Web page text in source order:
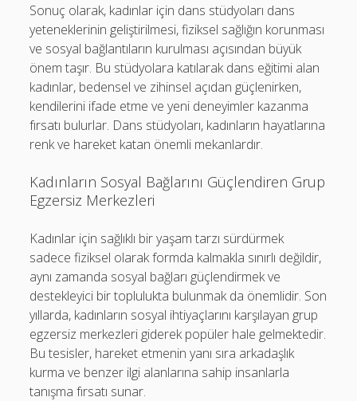
Sonuç olarak, kadınlar için dans stüdyoları dans
yeteneklerinin geliştirilmesi, fiziksel sağlığın korunması
ve sosyal bağlantıların kurulması açısından büyük
önem taşır. Bu stüdyolara katılarak dans eğitimi alan
kadınlar, bedensel ve zihinsel açıdan güçlenirken,
kendilerini ifade etme ve yeni deneyimler kazanma
fırsatı bulurlar. Dans stüdyoları, kadınların hayatlarına
renk ve hareket katan önemli mekanlardır.
Kadınların Sosyal Bağlarını Güçlendiren Grup
Egzersiz Merkezleri
Kadınlar için sağlıklı bir yaşam tarzı sürdürmek
sadece fiziksel olarak formda kalmakla sınırlı değildir,
aynı zamanda sosyal bağları güçlendirmek ve
destekleyici bir toplulukta bulunmak da önemlidir. Son
yıllarda, kadınların sosyal ihtiyaçlarını karşılayan grup
egzersiz merkezleri giderek popüler hale gelmektedir.
Bu tesisler, hareket etmenin yanı sıra arkadaşlık
kurma ve benzer ilgi alanlarına sahip insanlarla
tanışma fırsatı sunar.